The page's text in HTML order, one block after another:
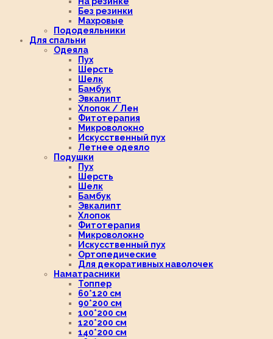
Без резинки
Махровые
Пододеяльники
Для спальни
Одеяла
Пух
Шерсть
Шелк
Бамбук
Эвкалипт
Хлопок / Лен
Фитотерапия
Микроволокно
Искусственный пух
Летнее одеяло
Подушки
Пух
Шерсть
Шелк
Бамбук
Эвкалипт
Хлопок
Фитотерапия
Микроволокно
Искусственный пух
Ортопедические
Для декоративных наволочек
Наматрасники
Топпер
60*120 см
90*200 см
100*200 см
120*200 см
140*200 см